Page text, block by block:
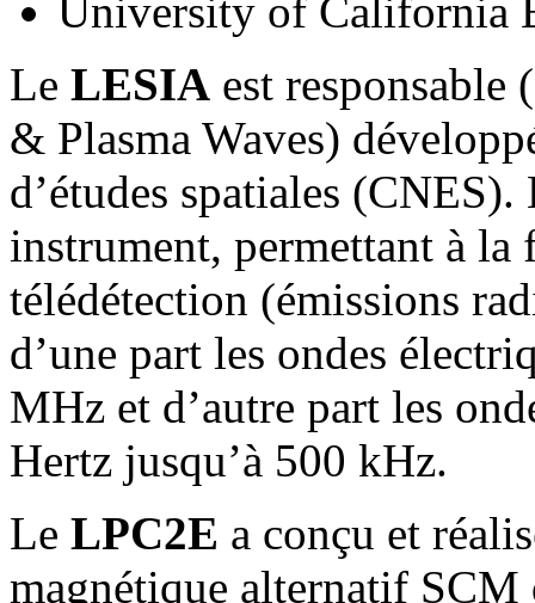
University of California
Le LESIA est
& Plasma Waves)
d’études spatiales
instrument, permettant à la
télédétection (émissions
d’une part les ondes
MHz et d’autre part les
Hertz jusqu’à 500 kHz.
Le LPC2E a conçu et
magnétique alternatif SCM